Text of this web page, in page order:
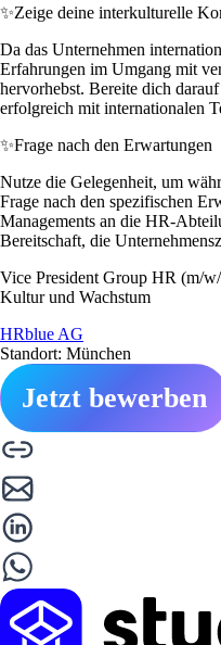
✨Zeige deine interkulturelle
Da das Unternehmen
Erfahrungen im Umgang mit
hervorhebst. Bereite dich
erfolgreich mit internationalen
✨Frage nach den Erwartungen
Nutze die Gelegenheit, um
Frage nach den spezifischen
Managements an die HR-
Bereitschaft, die
Vice President Group HR (m/
Kultur und Wachstum
HRblue AG
Standort: München
Jetzt bewerben